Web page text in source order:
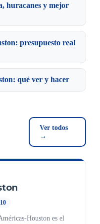
huracanes y mejor
presupuesto real
qué ver y hacer
Ver todos
→
Houston es el